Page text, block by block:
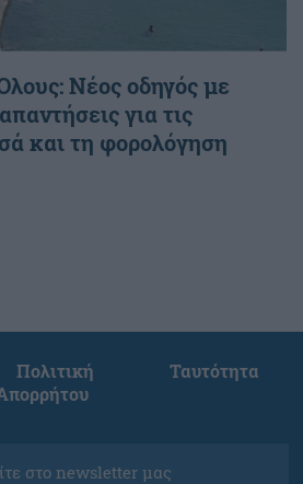
Νέος οδηγός με
για τις
και τη φορολόγηση
Πολιτική
Ταυτότητα
στο newsletter μας